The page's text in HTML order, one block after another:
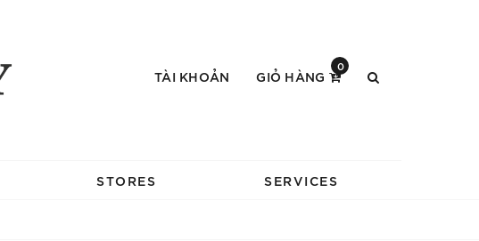
TÀI KHOẢN GIỎ HÀNG
0
STORES SERVICES